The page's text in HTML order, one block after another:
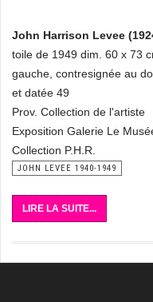
John Harrison Levee
toile de 1949 dim. 60 x 73
gauche, contresignée au
et datée 49
Prov. Collection de l'artiste
Exposition Galerie Le
Collection P.H.R.
JOHN LEVEE 1940-1949
LIRE LA SUITE...